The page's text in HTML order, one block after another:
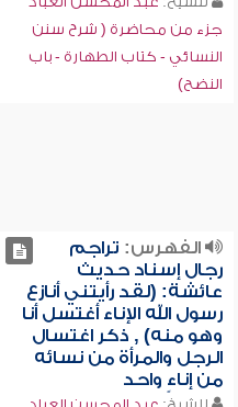
جزء من محاضرة ( شرح سنن
النسائي - كتاب الطهارة - باب
النضح)
الفهرس: تراجم
رجال إسناد حديث
عائشة: (لقد رأيتني أنازع
رسول الله الإناء أغتسل أنا
وهو منه) , ذكر اغتسال
الرجل والمرأة من نسائه
من إناءٍ واحد